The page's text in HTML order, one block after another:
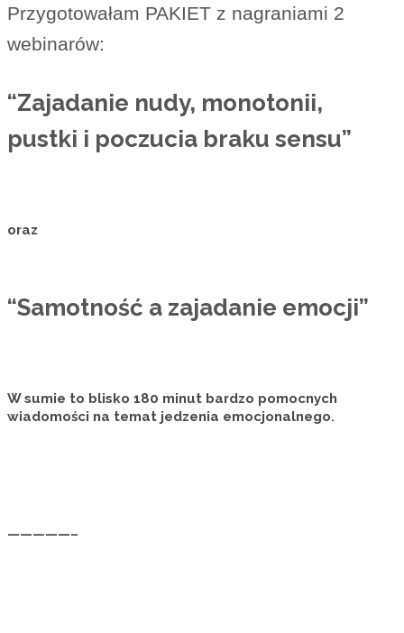
Przygotowałam PAKIET z nagraniami 2
webinarów:
“Zajadanie nudy, monotonii,
pustki i poczucia braku sensu”
oraz
“Samotność a zajadanie emocji”
W sumie to blisko 180 minut bardzo pomocnych
wiadomości na temat jedzenia emocjonalnego.
—————–